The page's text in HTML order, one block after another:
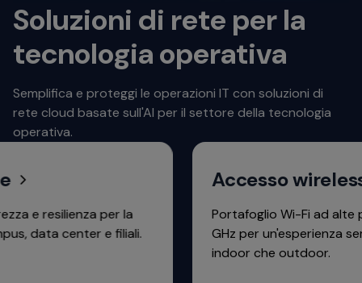
Soluzioni di rete per la
tecnologia operativa
Semplifica e proteggi le operazioni IT con soluzioni di
rete cloud basate sull'AI per il settore della tecnologia
operativa.
per la
center e filiali.
Accesso wireless
Portafoglio Wi-Fi ad alte
GHz per un'esperienza sempre
indoor che outdoor.